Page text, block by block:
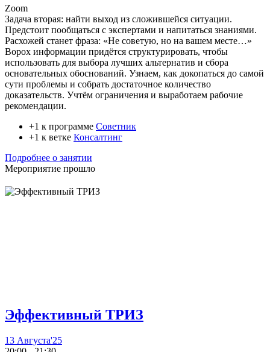
Zoom
Задача вторая: найти выход из сложившейся ситуации.
Предстоит пообщаться с экспертами и напитаться знаниями.
Расхожей станет фраза: «Не советую, но на вашем месте…»
Ворох информации придётся структурировать, чтобы
использовать для выбора лучших альтернатив и сбора
основательных обоснований. Узнаем, как докопаться до самой
сути проблемы и собрать достаточное количество
доказательств. Учтём ограничения и выработаем рабочие
рекомендации.
+1 к программе Советник
+1 к ветке Консалтинг
Подробнее о занятии
Мероприятие прошло
Эффективный ТРИЗ
13 Августа'25